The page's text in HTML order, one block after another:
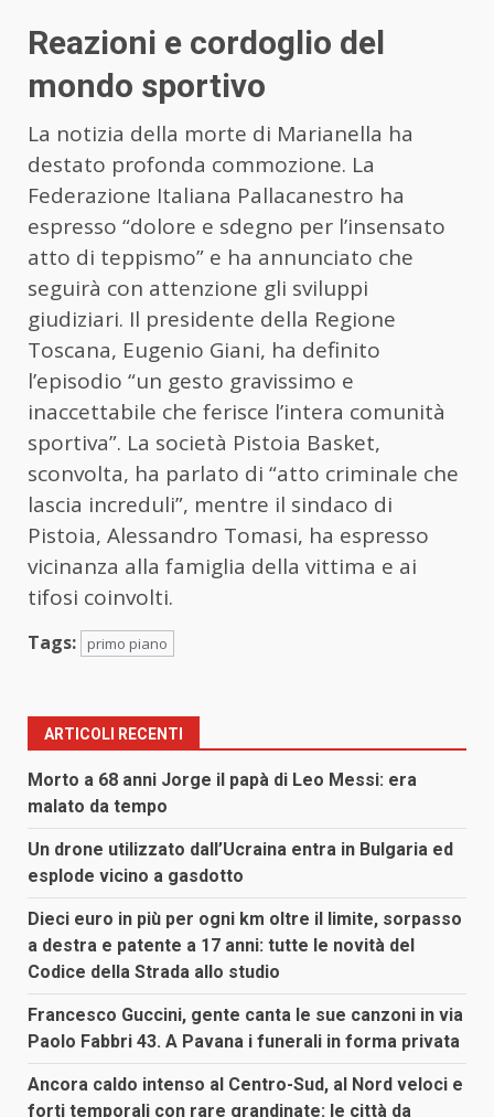
Reazioni e cordoglio del
mondo sportivo
La notizia della morte di Marianella ha
destato profonda commozione. La
Federazione Italiana Pallacanestro ha
espresso “dolore e sdegno per l’insensato
atto di teppismo” e ha annunciato che
seguirà con attenzione gli sviluppi
giudiziari. Il presidente della Regione
Toscana, Eugenio Giani, ha definito
l’episodio “un gesto gravissimo e
inaccettabile che ferisce l’intera comunità
sportiva”. La società Pistoia Basket,
sconvolta, ha parlato di “atto criminale che
lascia increduli”, mentre il sindaco di
Pistoia, Alessandro Tomasi, ha espresso
vicinanza alla famiglia della vittima e ai
tifosi coinvolti.
Tags: primo piano
ARTICOLI RECENTI
Morto a 68 anni Jorge il papà di Leo Messi: era
malato da tempo
Un drone utilizzato dall’Ucraina entra in Bulgaria ed
esplode vicino a gasdotto
Dieci euro in più per ogni km oltre il limite, sorpasso
a destra e patente a 17 anni: tutte le novità del
Codice della Strada allo studio
Francesco Guccini, gente canta le sue canzoni in via
Paolo Fabbri 43. A Pavana i funerali in forma privata
Ancora caldo intenso al Centro-Sud, al Nord veloci e
forti temporali con rare grandinate: le città da